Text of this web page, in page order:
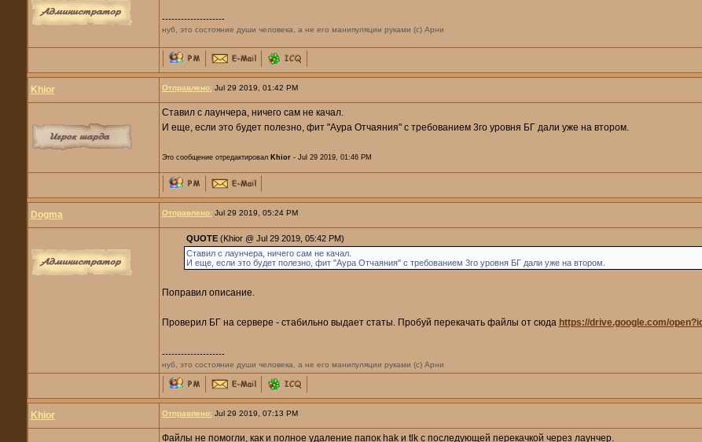
--------------------
нуб, это состояние души человека, а не его манипуляции руками (с) Арни
Khior Отправлено:Jul 29 2019, 01:42 PM
Ставил с лаунчера, ничего сам не качал.
И еще, если это будет полезно, фит "Аура Отчаяния" с требованием 3го уровня БГ дали уже на втором.
Это сообщение отредактировал Khior- Jul 29 2019, 01:46 PM
Dogma Отправлено:Jul 29 2019, 05:24 PM
QUOTE (Khior @ Jul 29 2019, 05:42 PM)
Ставил с лаунчера, ничего сам не качал.
И еще, если это будет полезно, фит "Аура Отчаяния" с требованием 3го уровня БГ дали уже на втором.
Поправил описание.
Проверил БГ на сервере - стабильно выдает статы. Пробуй перекачать файлы от сюда https://drive.google.com/
--------------------
нуб, это состояние души человека, а не его манипуляции руками (с) Арни
Khior Отправлено:Jul 29 2019, 07:13 PM
Файлы не помогли, как и полное удаление папок hak и tlk с последующей перекачкой через лаунчер.